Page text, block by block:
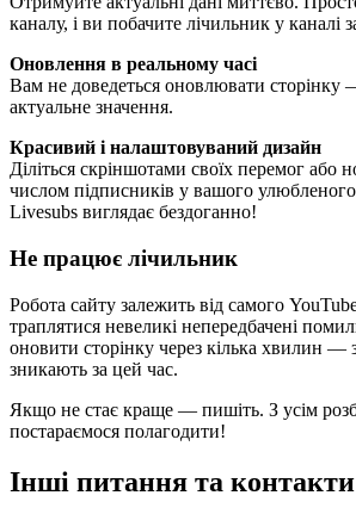
каналу, і ви побачите лічильник у каналі
Оновлення в реальному часі
Вам не доведеться оновлювати сторінку
актуальне значення.
Красивий і налаштовуваний дизайн
Діліться скріншотами своїх перемог або
числом підписників у вашого
Livesubs виглядає бездоганно!
Не працює лічильник
Робота сайту залежить від самого
траплятися невеликі непередбачені
оновити сторінку через кілька хвилин —
зникають за цей час.
Якщо не стає краще — пишіть. З усім
постараємося полагодити!
Інші питання та контакти